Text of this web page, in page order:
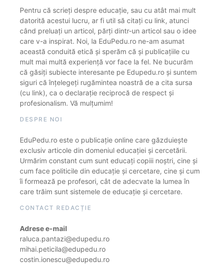
Pentru că scrieți despre educație, sau cu atât mai mult
datorită acestui lucru, ar fi util să citați cu link, atunci
când preluați un articol, părți dintr-un articol sau o idee
care v-a inspirat. Noi, la EduPedu.ro ne-am asumat
această conduită etică și sperăm că și publicațiile cu
mult mai multă experiență vor face la fel. Ne bucurăm
că găsiți subiecte interesante pe Edupedu.ro și suntem
siguri că înțelegeți rugămintea noastră de a cita sursa
(cu link), ca o declarație reciprocă de respect și
profesionalism. Vă mulțumim!
DESPRE NOI
EduPedu.ro este o publicație online care găzduiește
exclusiv articole din domeniul educației și cercetării.
Urmărim constant cum sunt educați copiii noștri, cine și
cum face politicile din educație și cercetare, cine și cum
îi formează pe profesori, cât de adecvate la lumea în
care trăim sunt sistemele de educație și cercetare.
CONTACT REDACȚIE
Adrese e-mail
raluca.pantazi@edupedu.ro
mihai.peticila@edupedu.ro
costin.ionescu@edupedu.ro